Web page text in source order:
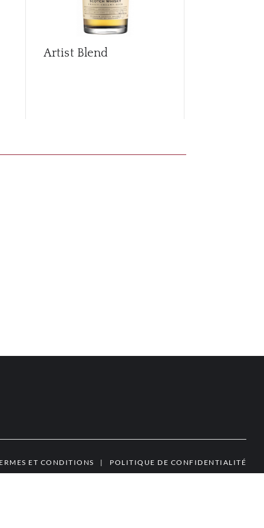
Artist Blend
ET CONDITIONS | POLITIQUE DE CONFIDENTIALITÉ